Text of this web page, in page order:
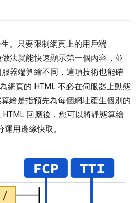
。只要限制網頁上的用戶端
法就能快速顯示第一個內容，並
器端算繪不同，這項技術也能確
網頁的 HTML 不必在伺服器上動態
繪是指預先為每個網址產生個別的
回應後，您可以將靜態算繪
用邊緣快取。